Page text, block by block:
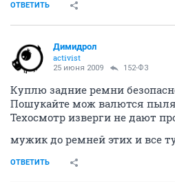
ОТВЕТИТЬ
Димидрол
activist
25 июня 2009 152-ФЗ
Куплю задние ремни
Пошукайте мож валются
Техосмотр изверги не дают
мужик до ремней этих и все
ОТВЕТИТЬ